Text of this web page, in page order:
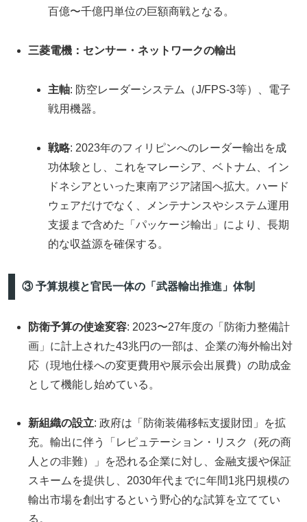
百億〜千億円単位の巨額商戦となる。
三菱電機：センサー・ネットワークの輸出
主軸: 防空レーダーシステム（J/FPS-3等）、電子
戦用機器。
戦略: 2023年のフィリピンへのレーダー輸出を成
功体験とし、これをマレーシア、ベトナム、イン
ドネシアといった東南アジア諸国へ拡大。ハード
ウェアだけでなく、メンテナンスやシステム運用
支援まで含めた「パッケージ輸出」により、長期
的な収益源を確保する。
③ 予算規模と官民一体の「武器輸出推進」体制
防衛予算の使途変容: 2023〜27年度の「防衛力整備計
画」に計上された43兆円の一部は、企業の海外輸出対
応（現地仕様への変更費用や展示会出展費）の助成金
として機能し始めている。
新組織の設立: 政府は「防衛装備移転支援財団」を拡
充。輸出に伴う「レピュテーション・リスク（死の商
人との非難）」を恐れる企業に対し、金融支援や保証
スキームを提供し、2030年代までに年間1兆円規模の
輸出市場を創出するという野心的な試算を立ててい
る。